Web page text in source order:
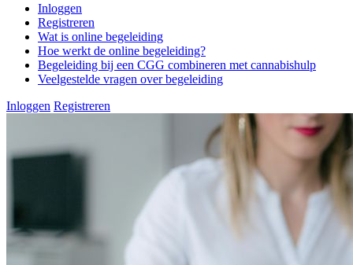
Inloggen
Registreren
Wat is online begeleiding
Hoe werkt de online begeleiding?
Begeleiding bij een CGG combineren met cannabishulp
Veelgestelde vragen over begeleiding
Inloggen Registreren